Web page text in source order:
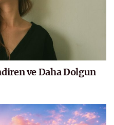
ve Daha Dolgun